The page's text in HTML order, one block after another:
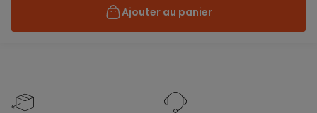
Ajouter au panier